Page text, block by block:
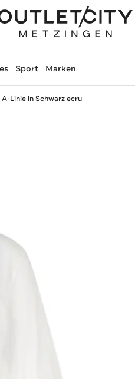
Sport Marken
Linie in Schwarz ecru